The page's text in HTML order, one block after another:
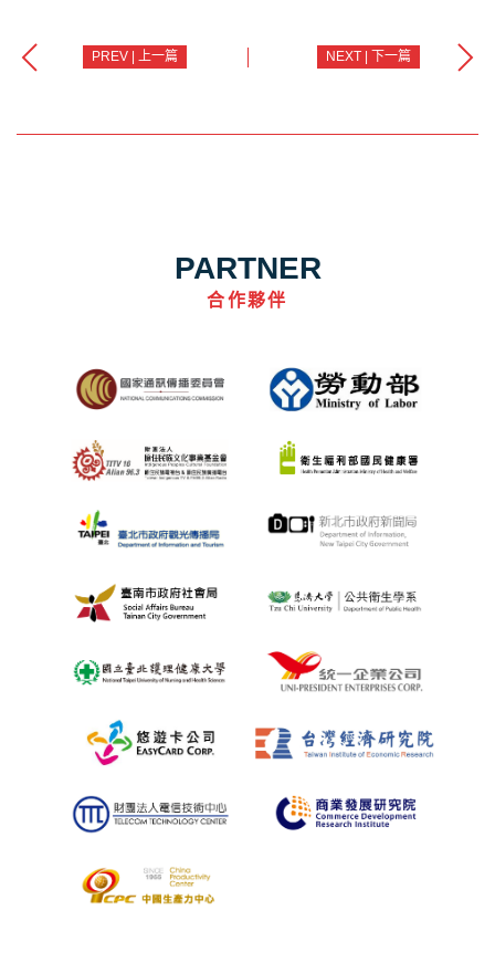
PREV | 上一篇 NEXT | 下一篇
PARTNER
合作夥伴